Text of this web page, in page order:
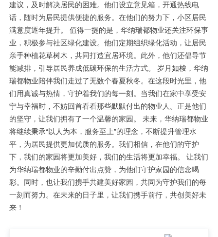
建议，及时解决居民的困难。他们设立意见箱，开通热线电
话，随时为居民提供便捷的服务。在他们的努力下，小区居民
满意度逐年提升。 值得一提的是，华纳瑞都物业还关注环保事
业，积极参与社区绿化建设。他们定期组织绿化活动，让居民
亲手种植花草树木，共同打造宜居环境。此外，他们还倡导节
能减排，引导居民养成低碳环保的生活方式。 岁月如梭，华纳
瑞都物业陪伴我们走过了无数个春夏秋冬。在这段时光里，他
们用真诚与热情，守护着我们的每一刻。当我们在家中享受安
宁与幸福时，不妨回首看看那些默默付出的物业人。正是他们
的坚守，让我们拥有了一个温馨的家园。 未来，华纳瑞都物业
将继续秉承“以人为本，服务至上”的理念，不断提升管理水
平，为居民提供更加优质的服务。我们相信，在他们的守护
下，我们的家园将更加美好，我们的生活将更加幸福。 让我们
为华纳瑞都物业的辛勤付出点赞，为他们守护家园的信念喝
彩。同时，也让我们携手共建美好家园，共同为守护我们的每
一刻而努力。在未来的日子里，让我们携手前行，共创美好未
来！